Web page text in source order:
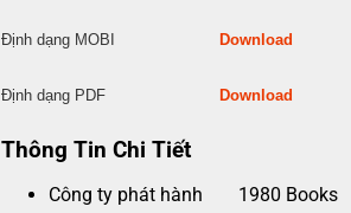
Định dạng MOBI Download
Định dạng PDF Download
Thông Tin Chi Tiết
Công ty phát hành
1980 Books